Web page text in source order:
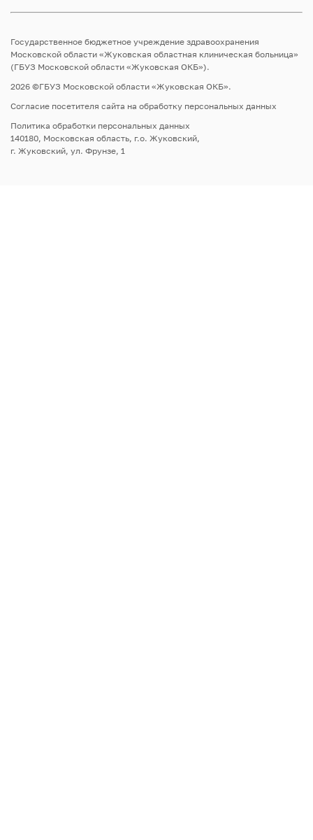
Государственное бюджетное учреждение здравоохранения
Московской области «Жуковская областная клиническая больница»
(ГБУЗ Московской области «Жуковская ОКБ»).
2026 ©ГБУЗ Московской области «Жуковская ОКБ».
Согласие посетителя сайта на обработку персональных данных
Политика обработки персональных данных
140180, Московская область, г.о. Жуковский,
г. Жуковский, ул. Фрунзе, 1